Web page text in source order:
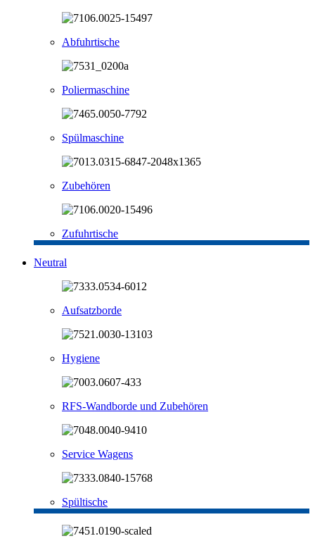
Abfuhrtische
Poliermaschine
Spülmaschine
Zubehören
Zufuhrtische
Neutral
Aufsatzborde
Hygiene
RFS-Wandborde und Zubehören
Service Wagens
Spültische